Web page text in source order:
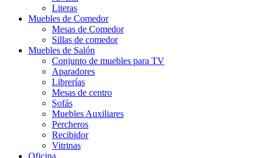
Literas
Muebles de Comedor
Mesas de Comedor
Sillas de comedor
Muebles de Salón
Conjunto de muebles para TV
Aparadores
Librerías
Mesas de centro
Sofás
Muebles Auxiliares
Percheros
Recibidor
Vitrinas
Oficina